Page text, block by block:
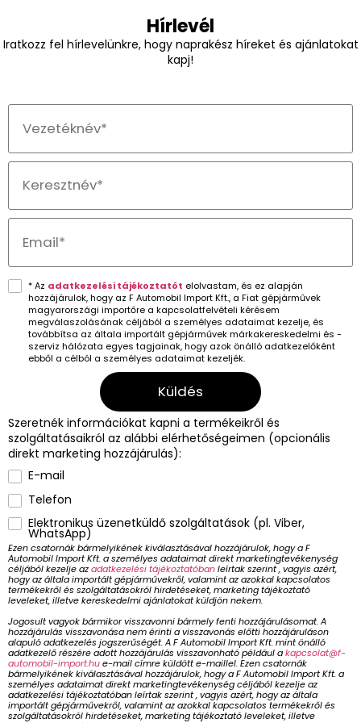
Hírlevél
Iratkozz fel hírlevelünkre, hogy naprakész híreket és ajánlatokat
kapj!
* Az adatkezelési tájékoztatót elolvastam, és ez alapján
hozzájárulok, hogy az F Automobil Import Kft., a Fiat gépjárművek
magyarországi importőre a kapcsolatfelvételi kérésem
megválaszolásának céljából a személyes adataimat kezelje, és
továbbítsa az általa importált gépjárművek márkakereskedelmi és -
szerviz hálózata egyes tagjainak, hogy azok önálló adatkezelőként
ebből a célból a személyes adataimat kezeljék.
Küldés
Szeretnék információkat kapni a termékeikről és
szolgáltatásaikról az alábbi elérhetőségeimen (opcionális
direkt marketing hozzájárulás):
E-mail
Telefon
Elektronikus üzenetküldő szolgáltatások (pl. Viber,
WhatsApp)
Ezen csatornák bármelyikének kiválasztásával hozzájárulok, hogy a F
Automobil Import Kft. a személyes adataimat direkt marketingtevékenység
céljából kezelje azadatkezelési tájékoztatóbanleírtak szerint , vagyis azért,
hogy az általa importált gépjárművekről, valamint az azokkal kapcsolatos
termékekről és szolgáltatásokról hirdetéseket, marketing tájékoztató
leveleket, illetve kereskedelmi ajánlatokat küldjön nekem.
Jogosult vagyok bármikor visszavonni bármely fenti hozzájárulásomat. A
hozzájárulás visszavonása nem érinti a visszavonás előtti hozzájáruláson
alapuló adatkezelés jogszerűségét. A F Automobil Import Kft. mint önálló
adatkezelő részére adott hozzájárulás visszavonható például akapcsolat@f-
automobil-import.hue-mail címre küldött e-maillel.Ezen csatornák
bármelyikének kiválasztásával hozzájárulok, hogy a F Automobil Import Kft. a
személyes adataimat direkt marketingtevékenység céljából kezelje az
adatkezelési tájékoztatóban leírtak szerint , vagyis azért, hogy az általa
importált gépjárművekről, valamint az azokkal kapcsolatos termékekről és
szolgáltatásokról hirdetéseket, marketing tájékoztató leveleket, illetve